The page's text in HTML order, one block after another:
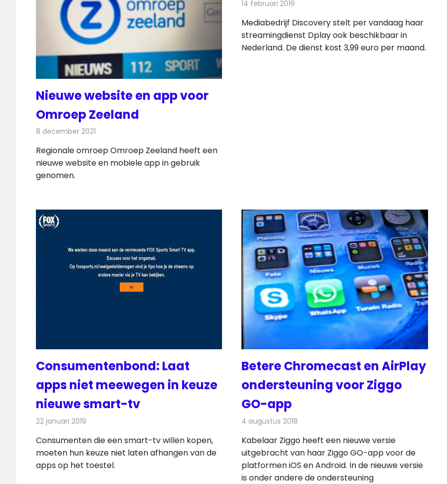
Nieuwe website en app voor
Omroep Zeeland
8 december 2021
Regionale omroep Omroep Zeeland heeft een
nieuwe website en mobiele app in gebruik
genomen.
14 februari 2019
Mediabedrijf Discovery stelt per vandaag haar
streamingdienst Dplay ook beschikbaar in
Nederland. De dienst kost 3,99 euro per maand.
Consumentenbond: Laat
apps niet meewegen in keuze
nieuwe smart-tv
22 januari 2019
Consumenten die een smart-tv willen kopen,
moeten hun keuze niet laten afhangen van de
apps op het toestel.
Betere Chromecast en AirPlay
ondersteuning voor Ziggo
GO-app
4 augustus 2018
Kabelaar Ziggo heeft een nieuwe versie
uitgebracht van haar Ziggo GO-app voor de
platformen iOS en Android. In de nieuwe versie
is onder andere de ondersteuning